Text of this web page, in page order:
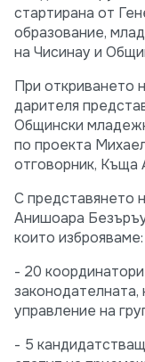
стартирана от
образование,
на Чисинау и
При откриването
дарителя
Общински
по проекта
отговорник, Къща
С представянето
Анишоара
които изброяваме:
- 20
законодателната,
управление на
- 5